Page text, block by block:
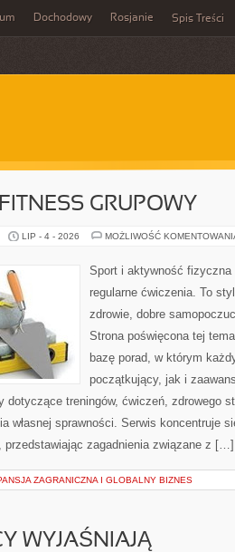
Dochodowy Rosjanie Spis Treści
GRUPOWY
LIP - 4 - 2026 MOŻLIWOŚĆ
Sport i aktywność
regularne ćwiczenia. To
zdrowie, dobre
Strona poświęcona tej
bazę porad, w którym
początkujący, jak i
dotyczące treningów, ćwiczeń, zdrowego
własnej sprawności. Serwis koncentruje
zagadnienia związane z […]
ZAGRANICZNA I GLOBALNY BIZNES
WYJAŚNIAJĄ